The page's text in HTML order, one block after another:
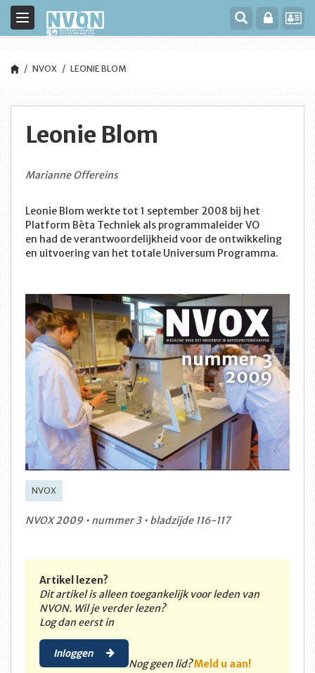
Toggle
navigation
NVOX LEONIE BLOM
Leonie Blom
Marianne Offereins
Leonie Blom werkte tot 1 september 2008 bij het
Platform Bèta Techniek als programmaleider VO
en had de verantwoordelijkheid voor de ontwikkeling
en uitvoering van het totale Universum Programma.
NVOX
NVOX 2009 • nummer 3 • bladzijde 116-117
Artikel lezen?
Dit artikel is alleen toegankelijk voor leden van
NVON. Wil je verder lezen?
Log dan eerst in
Inloggen
Nog geen lid?Meld u aan!